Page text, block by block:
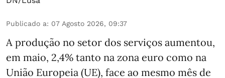
Publicado a: 07 Agosto 2026, 09:37
A produção no setor dos serviços aumentou,
em maio, 2,4% tanto na zona euro como na
União Europeia (UE), face ao mesmo mês de